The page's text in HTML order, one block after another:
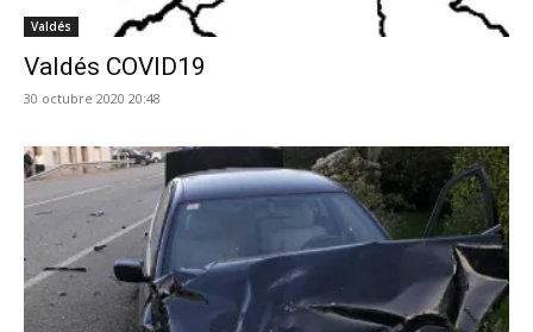
Valdés
Valdés COVID19
30 octubre 2020 20:48